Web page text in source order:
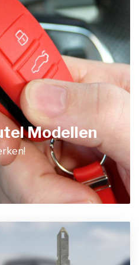
Modellen